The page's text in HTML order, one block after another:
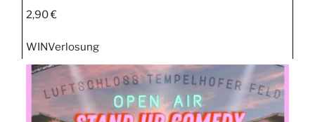
2,90 €
WINVerlosung